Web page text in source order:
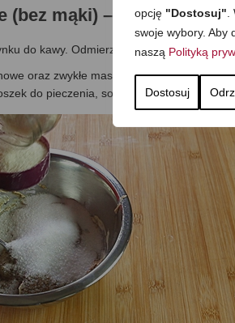
opcję "Dostosuj"
swoje wybory. Aby
naszą Polityką
Dostosuj
(bez mąki) –CIASTO
do kawy. Odmierzam potrzebne składniki.
oraz zwykłe masło (miękkie), z
do pieczenia, sodę i sól.